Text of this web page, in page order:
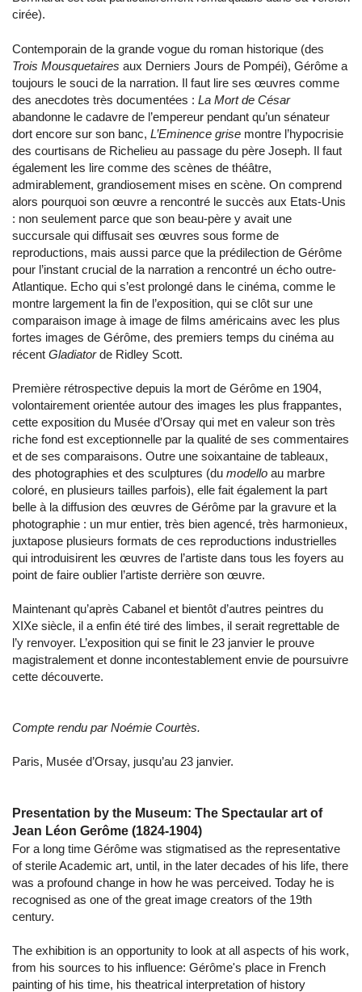
cirée).
Contemporain de la grande vogue du roman historique (des
Trois Mousquetaires aux Derniers Jours de Pompéi), Gérôme a
toujours le souci de la narration. Il faut lire ses œuvres comme
des anecdotes très documentées : La Mort de César
abandonne le cadavre de l’empereur pendant qu’un sénateur
dort encore sur son banc, L’Eminence grise montre l’hypocrisie
des courtisans de Richelieu au passage du père Joseph. Il faut
également les lire comme des scènes de théâtre,
admirablement, grandiosement mises en scène. On comprend
alors pourquoi son œuvre a rencontré le succès aux Etats-Unis
: non seulement parce que son beau-père y avait une
succursale qui diffusait ses œuvres sous forme de
reproductions, mais aussi parce que la prédilection de Gérôme
pour l’instant crucial de la narration a rencontré un écho outre-
Atlantique. Echo qui s’est prolongé dans le cinéma, comme le
montre largement la fin de l’exposition, qui se clôt sur une
comparaison image à image de films américains avec les plus
fortes images de Gérôme, des premiers temps du cinéma au
récent Gladiatorde Ridley Scott.
Première rétrospective depuis la mort de Gérôme en 1904,
volontairement orientée autour des images les plus frappantes,
cette exposition du Musée d’Orsay qui met en valeur son très
riche fond est exceptionnelle par la qualité de ses commentaires
et de ses comparaisons. Outre une soixantaine de tableaux,
des photographies et des sculptures (du modello au marbre
coloré, en plusieurs tailles parfois), elle fait également la part
belle à la diffusion des œuvres de Gérôme par la gravure et la
photographie : un mur entier, très bien agencé, très harmonieux,
juxtapose plusieurs formats de ces reproductions industrielles
qui introduisirent les œuvres de l’artiste dans tous les foyers au
point de faire oublier l’artiste derrière son œuvre.
Maintenant qu’après Cabanel et bientôt d’autres peintres du
XIXe siècle, il a enfin été tiré des limbes, il serait regrettable de
l’y renvoyer. L’exposition qui se finit le 23 janvier le prouve
magistralement et donne incontestablement envie de poursuivre
cette découverte.
Compte rendu par Noémie Courtès.
Paris, Musée d’Orsay, jusqu’au 23 janvier.
Presentation by the Museum: The Spectaular art of
Jean Léon Gerôme (1824-1904)
For a long time Gérôme was stigmatised as the representative
of sterile Academic art, until, in the later decades of his life, there
was a profound change in how he was perceived. Today he is
recognised as one of the great image creators of the 19th
century.
The exhibition is an opportunity to look at all aspects of his work,
from his sources to his influence: Gérôme's place in French
painting of his time, his theatrical interpretation of history